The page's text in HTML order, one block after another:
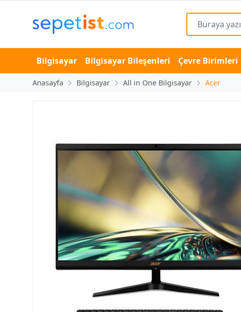
Bilgisayar Bilgisayar Bileşenleri Çevre Birimleri
Anasayfa Bilgisayar All in One Bilgisayar Acer